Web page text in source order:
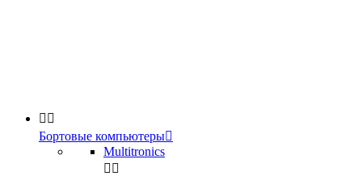
 
Бортовые компьютеры
Multitronics
 